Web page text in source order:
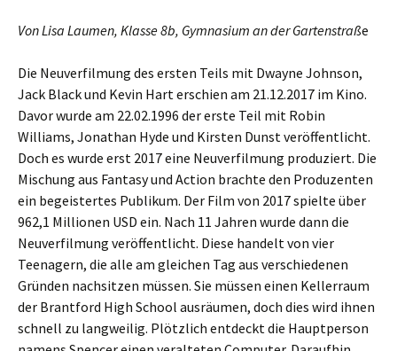
Von Lisa Laumen, Klasse 8b, Gymnasium an der Gartenstraße
Die Neuverfilmung des ersten Teils mit Dwayne Johnson,
Jack Black und Kevin Hart erschien am 21.12.2017 im Kino.
Davor wurde am 22.02.1996 der erste Teil mit Robin
Williams, Jonathan Hyde und Kirsten Dunst veröffentlicht.
Doch es wurde erst 2017 eine Neuverfilmung produziert. Die
Mischung aus Fantasy und Action brachte den Produzenten
ein begeistertes Publikum. Der Film von 2017 spielte über
962,1 Millionen USD ein. Nach 11 Jahren wurde dann die
Neuverfilmung veröffentlicht. Diese handelt von vier
Teenagern, die alle am gleichen Tag aus verschiedenen
Gründen nachsitzen müssen. Sie müssen einen Kellerraum
der Brantford High School ausräumen, doch dies wird ihnen
schnell zu langweilig. Plötzlich entdeckt die Hauptperson